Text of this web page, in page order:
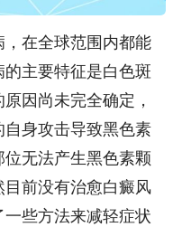
在全球范围内都能
主要特征是白色斑
因尚未完全确定，
身攻击导致黑色素
无法产生黑色素颗
前没有治愈白癜风
些方法来减轻症状